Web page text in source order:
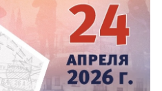
вас, друзья, с
— 1 Мая!